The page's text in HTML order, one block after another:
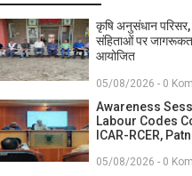
कृषि अनुसंधान
संहिताओं पर
आयोजित
05/08/2026 - 0
Awareness
Labour Codes
ICAR-RCER,
05/08/2026 - 0